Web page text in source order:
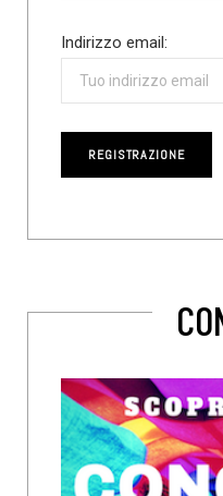
Indirizzo email: